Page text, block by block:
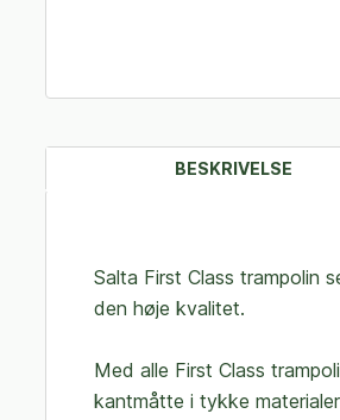
BESKRIVELSE
Salta First Class trampolin
den høje kvalitet.
Med alle First Class
kantmåtte i tykke